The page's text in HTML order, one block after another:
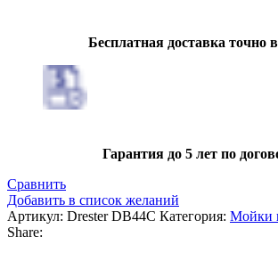
Бесплатная доставка точно
Гарантия до 5 лет по
Сравнить
Добавить в список желаний
Артикул: Drester DB44C Категория: Мойки
Share: